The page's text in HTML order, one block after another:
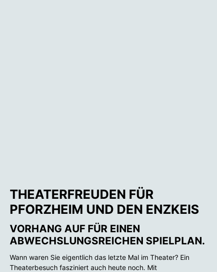
THEATERFREUDEN FÜR
PFORZHEIM UND DEN ENZKEIS
VORHANG AUF FÜR EINEN
ABWECHSLUNGSREICHEN SPIELPLAN.
Wann waren Sie eigentlich das letzte Mal im Theater? Ein
Theaterbesuch fasziniert auch heute noch. Mit